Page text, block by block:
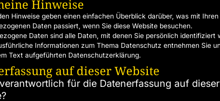
Hinweise
Hinweise geben einen einfachen Überblick darüber, was mit Ihren
Daten passiert, wenn Sie diese Website besuchen.
Daten sind alle Daten, mit denen Sie persönlich identifiziert
Informationen zum Thema Datenschutz entnehmen Sie
Text aufgeführten Datenschutzerklärung.
auf dieser Website
für die Datenerfassung auf dieser